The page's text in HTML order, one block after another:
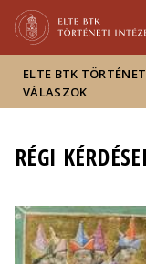
ELTE BTK
VÁLASZOK
RÉGI